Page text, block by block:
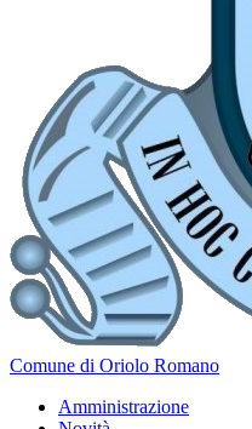
Comune di Oriolo Romano
Amministrazione